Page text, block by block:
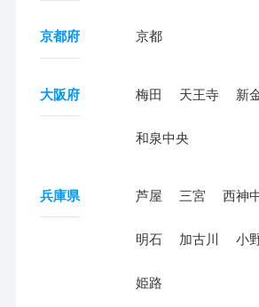
京都府 京都
大阪府 梅田 天王寺 新
和泉中央
兵庫県 芦屋 三宮 西神
明石 加古川 小
姫路